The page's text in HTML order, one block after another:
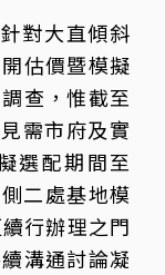
對大直傾斜
估價暨模擬
查，惟截至
需市府及實
選配期間至
二處基地模
行辦理之門
溝通討論凝